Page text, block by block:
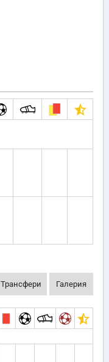
Трансфери Галерия